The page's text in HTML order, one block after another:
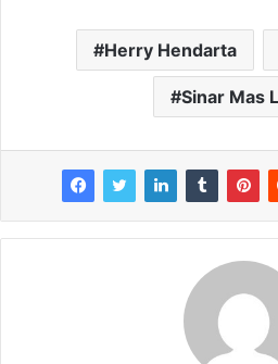
Herry Hendarta
Sinar Mas